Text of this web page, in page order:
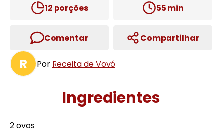
12 porções 55 min
Comentar Compartilhar
R Por Receita de Vovó
Ingredientes
2 ovos